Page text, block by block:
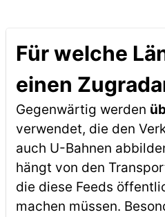
Für welche
einen
Gegenwärtig werden
verwendet, die den
auch U-Bahnen
hängt von den
die diese Feeds
machen müssen.